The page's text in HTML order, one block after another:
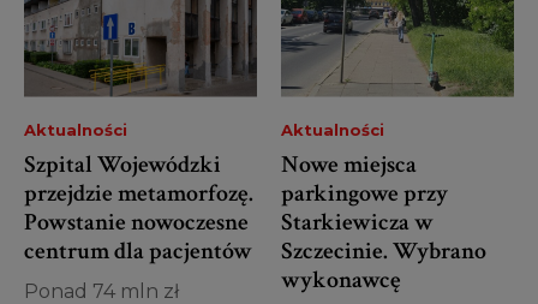
Aktualności
Szpital Wojewódzki
przejdzie metamorfozę.
Powstanie nowoczesne
centrum dla pacjentów
Ponad 74 mln zł
Aktualności
Nowe miejsca
parkingowe przy
Starkiewicza w
Szczecinie. Wybrano
wykonawcę